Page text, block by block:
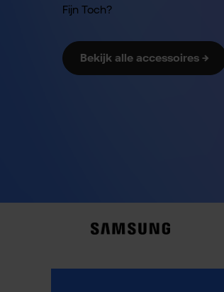
Fijn Toch?
Bekijk alle accessoires →